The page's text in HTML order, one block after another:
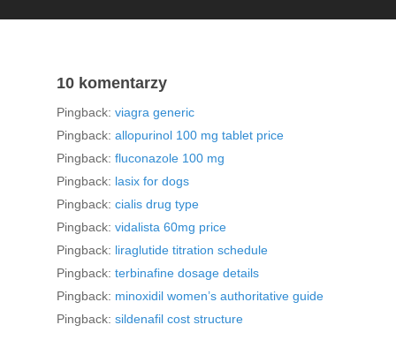
10 komentarzy
Pingback: viagra generic
Pingback: allopurinol 100 mg tablet price
Pingback: fluconazole 100 mg
Pingback: lasix for dogs
Pingback: cialis drug type
Pingback: vidalista 60mg price
Pingback: liraglutide titration schedule
Pingback: terbinafine dosage details
Pingback: minoxidil women’s authoritative guide
Pingback: sildenafil cost structure